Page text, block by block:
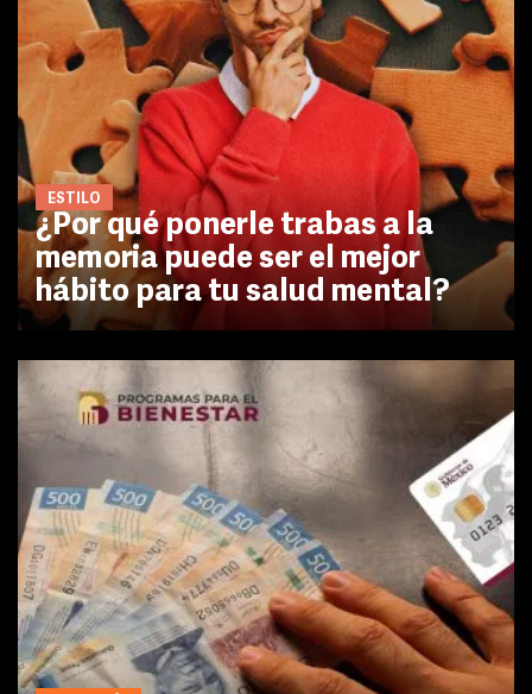
ESTILO
¿Por qué ponerle trabas a la
memoria puede ser el mejor
hábito para tu salud mental?